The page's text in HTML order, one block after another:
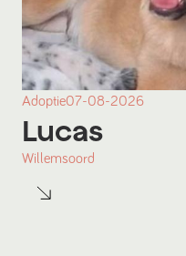
Adoptie07-08-2026
Lucas
Willemsoord